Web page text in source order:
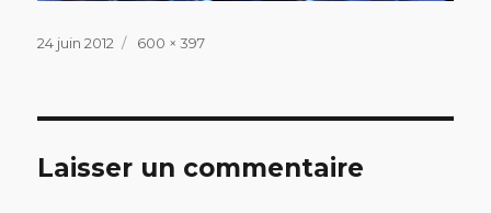
Publié
24 juin 2012
Taille
600 × 397
Laisser un commentaire